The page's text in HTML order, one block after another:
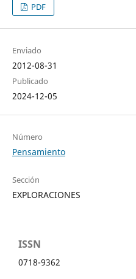
PDF
Enviado
2012-08-31
Publicado
2024-12-05
Número
Pensamiento
Sección
EXPLORACIONES
ISSN
0718-9362